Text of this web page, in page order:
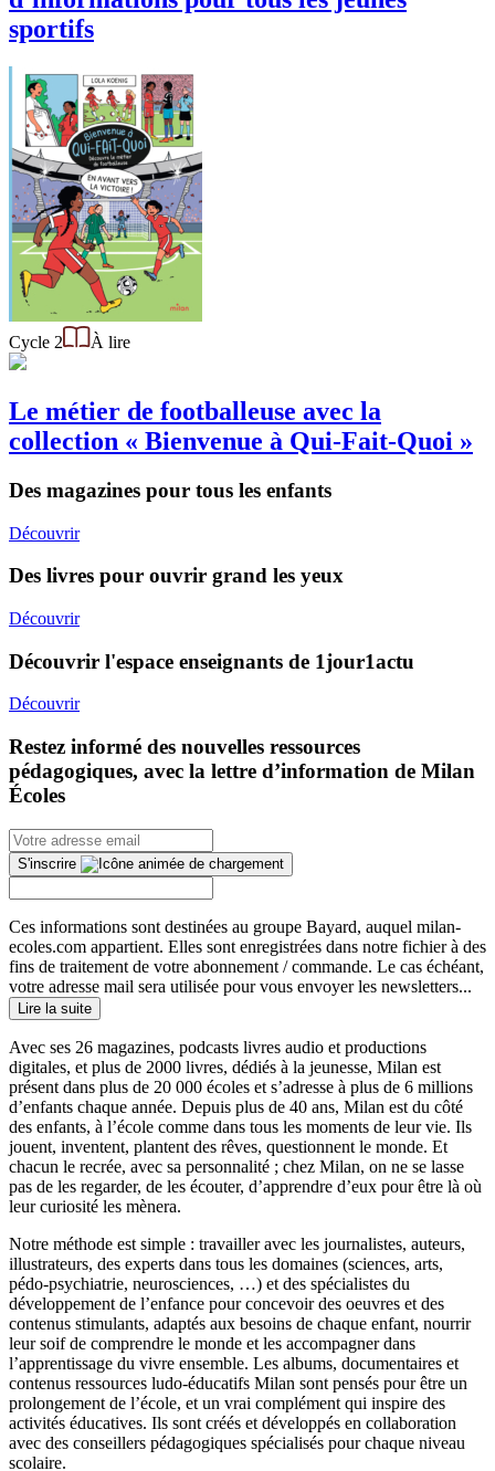
sportifs
Cycle 2 À lire
Le métier de footballeuse avec la
collection « Bienvenue à Qui-Fait-Quoi »
Des magazines pour tous les enfants
Découvrir
Des livres pour ouvrir grand les yeux
Découvrir
Découvrir l'espace enseignants de 1jour1actu
Découvrir
Restez informé des nouvelles ressources
pédagogiques, avec la lettre d’information de Milan
Écoles
S'inscrire
Ces informations sont destinées au groupe Bayard, auquel milan-
ecoles.com appartient. Elles sont enregistrées dans notre fichier à des
fins de traitement de votre abonnement / commande. Le cas échéant,
votre adresse mail sera utilisée pour vous envoyer les newsletters...
Lire la suite
Avec ses 26 magazines, podcasts livres audio et productions
digitales, et plus de 2000 livres, dédiés à la jeunesse, Milan est
présent dans plus de 20 000 écoles et s’adresse à plus de 6 millions
d’enfants chaque année. Depuis plus de 40 ans, Milan est du côté
des enfants, à l’école comme dans tous les moments de leur vie. Ils
jouent, inventent, plantent des rêves, questionnent le monde. Et
chacun le recrée, avec sa personnalité ; chez Milan, on ne se lasse
pas de les regarder, de les écouter, d’apprendre d’eux pour être là où
leur curiosité les mènera.
Notre méthode est simple : travailler avec les journalistes, auteurs,
illustrateurs, des experts dans tous les domaines (sciences, arts,
pédo-psychiatrie, neurosciences, …) et des spécialistes du
développement de l’enfance pour concevoir des oeuvres et des
contenus stimulants, adaptés aux besoins de chaque enfant, nourrir
leur soif de comprendre le monde et les accompagner dans
l’apprentissage du vivre ensemble. Les albums, documentaires et
contenus ressources ludo-éducatifs Milan sont pensés pour être un
prolongement de l’école, et un vrai complément qui inspire des
activités éducatives. Ils sont créés et développés en collaboration
avec des conseillers pédagogiques spécialisés pour chaque niveau
scolaire.